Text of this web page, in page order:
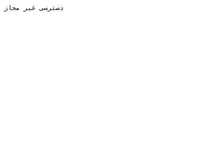
دسترسی غیر مجاز